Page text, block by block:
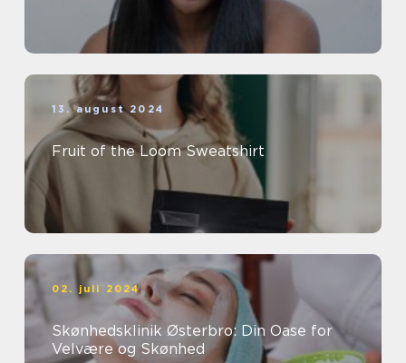
13. august 2024
Fruit of the Loom Sweatshirt
02. juli 2024
Skønhedsklinik Østerbro: Din Oase for
Velvære og Skønhed